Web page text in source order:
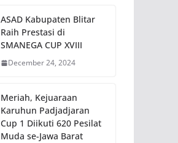
ASAD Kabupaten Blitar
Raih Prestasi di
SMANEGA CUP XVIII
December 24, 2024
Meriah, Kejuaraan
Karuhun Padjadjaran
Cup 1 Diikuti 620 Pesilat
Muda se-Jawa Barat